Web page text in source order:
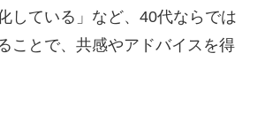
している」など、40代ならでは
ことで、共感やアドバイスを得